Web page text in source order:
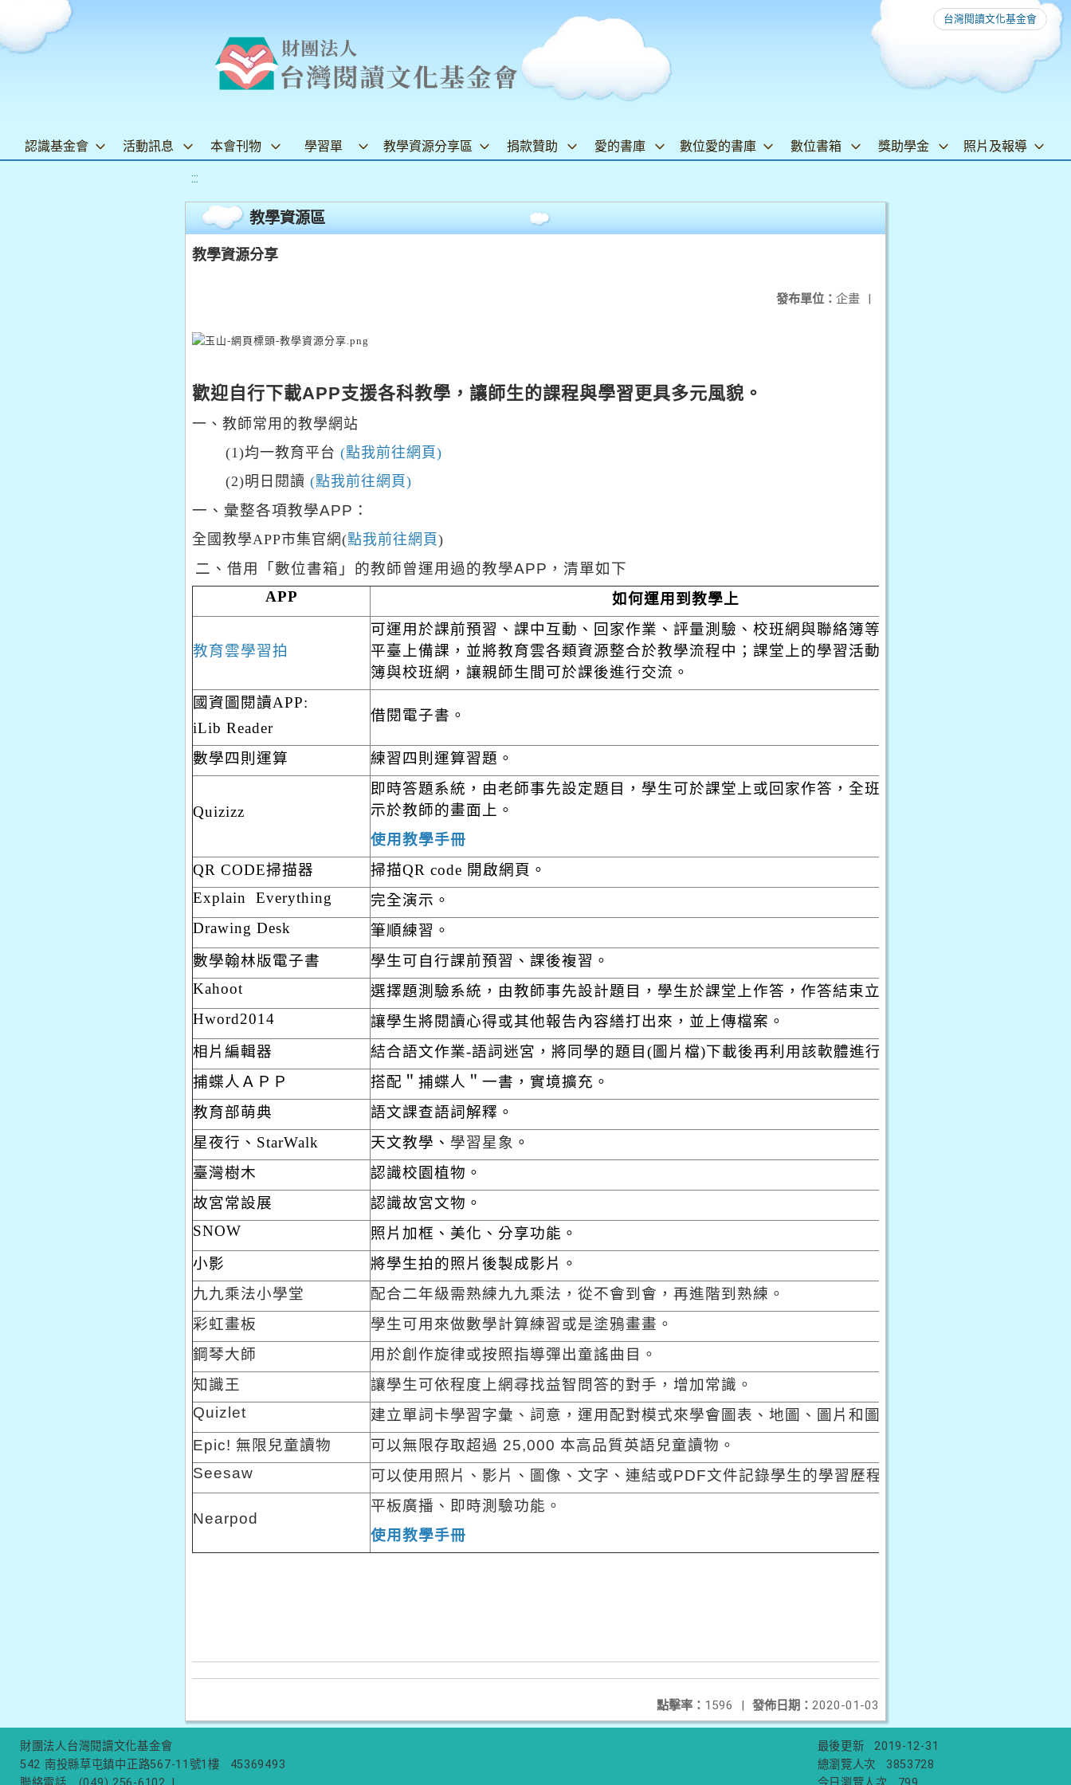
台灣閱讀文化基金會
認識基金會 活動訊息 本會刊物 學習單 教學資源分享區 捐款贊助 愛的書庫 數位愛的書庫 數位書箱 獎助學金 照片及報導
:::
教學資源區
教學資源分享
發布單位： 企畫 |
歡迎自行下載APP支援各科教學，讓師生的課程與學習更具多元風貌。
一、教師常用的教學網站
(1)均一教育平台 (點我前往網頁)
(2)明日閱讀 (點我前往網頁)
一、彙整各項教學APP：
全國教學APP市集官網(點我前往網頁)
二、借用「數位書箱」的教師曾運用過的教學APP，清單如下
APP
如何運用到教學上
教育雲學習拍
可運用於課前預習、課中互動、回家作業、評量測驗、校班網與聯絡簿等，教師能在此
平臺上備課，並將教育雲各類資源整合於教學流程中；課堂上的學習活動亦可連結聯絡
簿與校班網，讓親師生間可於課後進行交流。
國資圖閱讀APP:
iLib Reader
借閱電子書。
數學四則運算 練習四則運算習題。
Quizizz
即時答題系統，由老師事先設定題目，學生可於課堂上或回家作答，全班作答情形會顯
示於教師的畫面上。
使用教學手冊
QR CODE掃描器
掃描QR code 開啟網頁。
Explain Everything
完全演示。
Drawing Desk
筆順練習。
數學翰林版電子書
學生可自行課前預習、課後複習。
Kahoot
選擇題測驗系統，由教師事先設計題目，學生於課堂上作答，作答結束立刻呈現積分。
Hword2014
讓學生將閱讀心得或其他報告內容繕打出來，並上傳檔案。
相片編輯器
結合語文作業-語詞迷宮，將同學的題目(圖片檔)下載後再利用該軟體進行闖關解題。
捕蝶人ＡＰＰ
搭配＂捕蝶人＂一書，實境擴充。
教育部萌典
語文課查語詞解釋。
星夜行、StarWalk
天文教學、 學習星象 。
臺灣樹木
認識校園植物。
故宮常設展
認識故宮文物。
SNOW
照片加框、美化、分享功能。
小影
將學生拍的照片後製成影片。
九九乘法小學堂
配合二年級需熟練九九乘法，從不會到會，再進階到熟練。
彩虹畫板
學生可用來做數學計算練習或是塗鴉畫畫。
鋼琴大師
用於創作旋律或按照指導彈出童謠曲目。
知識王
讓學生可依程度上網尋找益智問答的對手，增加常識。
Quizlet
建立單詞卡學習字彙、詞意，運用配對模式來學會圖表、地圖、圖片和圖形。
Epic! 無限兒童讀物
可以無限存取超過 25,000 本高品質英語兒童讀物。
Seesaw
可以使用照片、影片、圖像、文字、連結或PDF文件記錄學生的學習歷程。
Nearpod
平板廣播、即時測驗功能。
使用教學手冊
發佈日期： 2020-01-03
點擊率： 1596 |
財團法人台灣閱讀文化基金會
542 南投縣草屯鎮中正路567-11號1樓
45369493
最後更新
2019-12-31
總瀏覽人次
3853728